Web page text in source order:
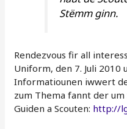
Stëmm ginn.
Rendezvous fir all
Uniform, den 7. Juli 2010
Informatiounen iwwert
zum Thema fannt der
Guiden a Scouten: http://